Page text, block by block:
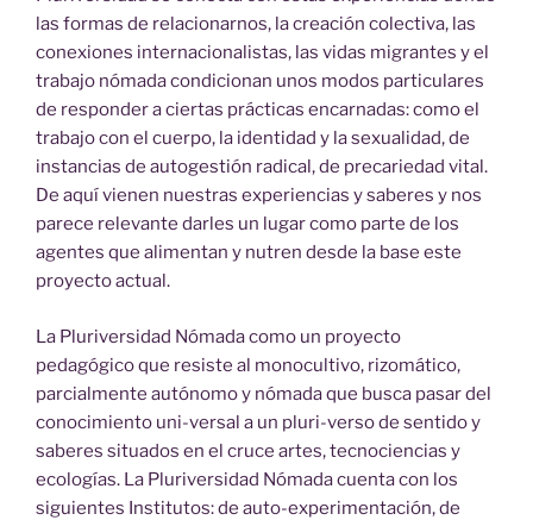
las formas de relacionarnos, la creación colectiva, las
conexiones internacionalistas, las vidas migrantes y el
trabajo nómada condicionan unos modos particulares
de responder a ciertas prácticas encarnadas: como el
trabajo con el cuerpo, la identidad y la sexualidad, de
instancias de autogestión radical, de precariedad vital.
De aquí vienen nuestras experiencias y saberes y nos
parece relevante darles un lugar como parte de los
agentes que alimentan y nutren desde la base este
proyecto actual.
La Pluriversidad Nómada como un proyecto
pedagógico que resiste al monocultivo, rizomático,
parcialmente autónomo y nómada que busca pasar del
conocimiento uni-versal a un pluri-verso de sentido y
saberes situados en el cruce artes, tecnociencias y
ecologías. La Pluriversidad Nómada cuenta con los
siguientes Institutos: de auto-experimentación, de